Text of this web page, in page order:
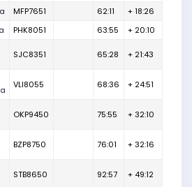
MFP7651 62:11
+ 18:26
PHK8051 63:55 + 20:10
SJC8351 65:28 + 21:43
VLI8055 68:36 + 24:51
OKP9450 75:55 + 32:10
BZP8750 76:01 + 32:16
STB8650 92:57 + 49:12